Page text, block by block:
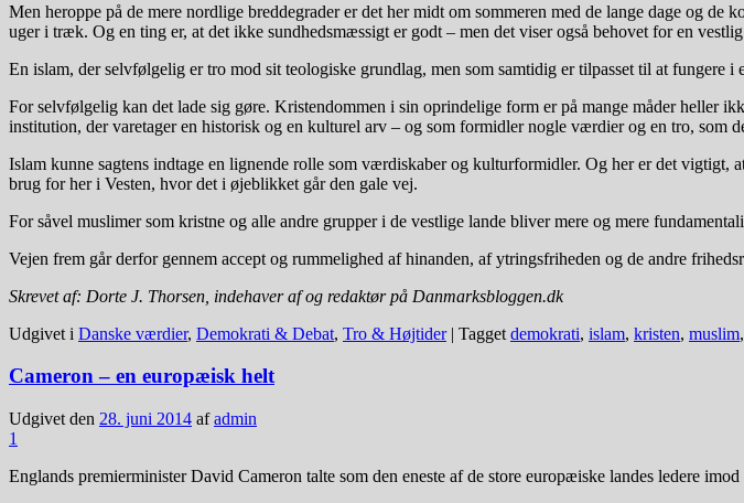
Men heroppe på de mere nordlige breddegrader er det her midt om sommeren med de lange dage og
uger i træk. Og en ting er, at det ikke sundhedsmæssigt er godt – men det viser også behovet for en
En islam, der selvfølgelig er tro mod sit teologiske grundlag, men som samtidig er tilpasset til at fungere
For selvfølgelig kan det lade sig gøre. Kristendommen i sin oprindelige form er på mange måder heller
institution, der varetager en historisk og en kulturel arv – og som formidler nogle værdier og en tro, som
Islam kunne sagtens indtage en lignende rolle som værdiskaber og kulturformidler. Og her er det vigtigt,
brug for her i Vesten, hvor det i øjeblikket går den gale vej.
For såvel muslimer som kristne og alle andre grupper i de vestlige lande bliver mere og mere
Vejen frem går derfor gennem accept og rummelighed af hinanden, af ytringsfriheden og de andre
Skrevet af: Dorte J. Thorsen, indehaver af og redaktør på Danmarksbloggen.dk
Udgivet i Danske værdier, Demokrati & Debat, Tro & Højtider | Tagget demokrati, islam, kristen, muslim,
Cameron – en europæisk helt
Udgivet den 28. juni 2014 afadmin
1
Englands premierminister David Cameron talte som den eneste af de store europæiske landes ledere